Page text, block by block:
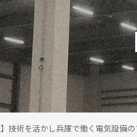
】技術を活かし兵庫で働く電気設備